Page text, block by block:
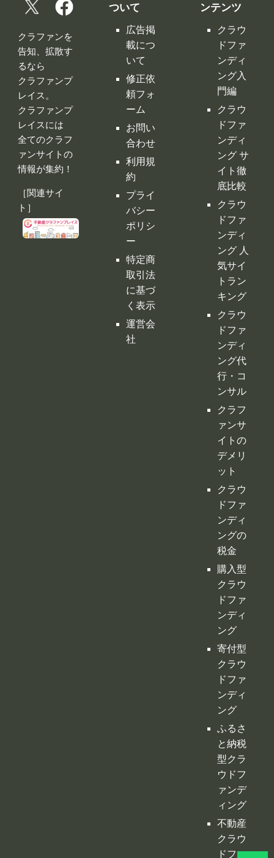
クラファンを
告知、拡散す
るなら
クラファンプ
レイス。
クラファンプ
レイスには
全てのクラフ
ァンサイトの
情報が集約！
［関連サイ
ト］
ついて
広告掲
載につ
いて
修正依
頼フォ
ーム
お問い
合わせ
利用規
約
プライ
バシー
ポリシ
ー
特定商
取引法
に基づ
く表示
運営会
社
ンテンツ
クラウ
ドファ
ンディ
ング入
門編
クラウ
ドファ
ンディ
ング サ
イト徹
底比較
クラウ
ドファ
ンディ
ング 人
気サイ
トラン
キング
クラウ
ドファ
ンディ
ング代
行・コ
ンサル
クラフ
ァンサ
イトの
デメリ
ット
クラウ
ドファ
ンディ
ングの
税金
購入型
クラウ
ドファ
ンディ
ング
寄付型
クラウ
ドファ
ンディ
ング
ふるさ
と納税
型クラ
ウドフ
ァンデ
ィング
不動産
クラウ
ドファ